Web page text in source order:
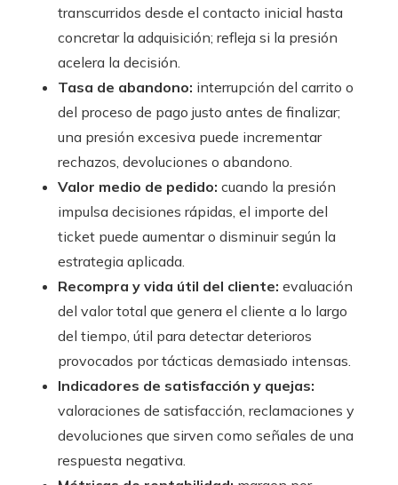
transcurridos desde el contacto inicial hasta
concretar la adquisición; refleja si la presión
acelera la decisión.
Tasa de abandono: interrupción del carrito o
del proceso de pago justo antes de finalizar;
una presión excesiva puede incrementar
rechazos, devoluciones o abandono.
Valor medio de pedido: cuando la presión
impulsa decisiones rápidas, el importe del
ticket puede aumentar o disminuir según la
estrategia aplicada.
Recompra y vida útil del cliente: evaluación
del valor total que genera el cliente a lo largo
del tiempo, útil para detectar deterioros
provocados por tácticas demasiado intensas.
Indicadores de satisfacción y quejas:
valoraciones de satisfacción, reclamaciones y
devoluciones que sirven como señales de una
respuesta negativa.